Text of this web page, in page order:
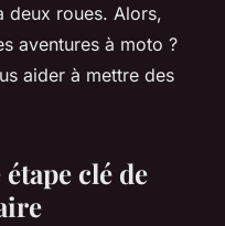
deux roues. Alors,
aventures à moto ?
aider à mettre des
clé de